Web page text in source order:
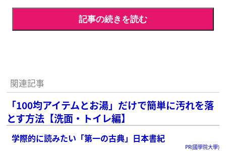
記事の続きを読む
関連記事
「100均アイテムとお湯」だけで簡単に汚れを落
とす方法【洗面・トイレ編】
学際的に読みたい「第一の古典」日本書紀
PR(國學院大學)